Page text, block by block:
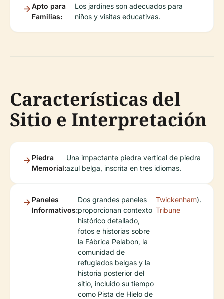
Apto para
Familias:
Los jardines son adecuados para
niños y visitas educativas.
Características del
Sitio e Interpretación
Piedra
Memorial:
Una impactante piedra vertical de piedra
azul belga, inscrita en tres idiomas.
Paneles
Informativos:
Dos grandes paneles
proporcionan contexto
histórico detallado,
fotos e historias sobre
la Fábrica Pelabon, la
comunidad de
refugiados belgas y la
historia posterior del
sitio, incluido su tiempo
como Pista de Hielo de
Twickenham
Tribune
).